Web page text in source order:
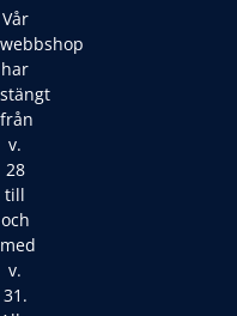
Vår
webbshop
har
stängt
från
v.
28
till
och
med
v.
31.